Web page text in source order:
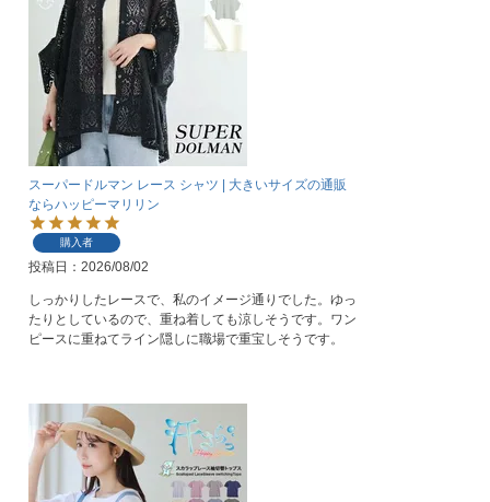
スーパードルマン レース シャツ | 大きいサイズの通販
ならハッピーマリリン
購入者
投稿日 2026/08/02
しっかりしたレースで、私のイメージ通りでした。ゆっ
たりとしているので、重ね着しても涼しそうです。ワン
ピースに重ねてライン隠しに職場で重宝しそうです。